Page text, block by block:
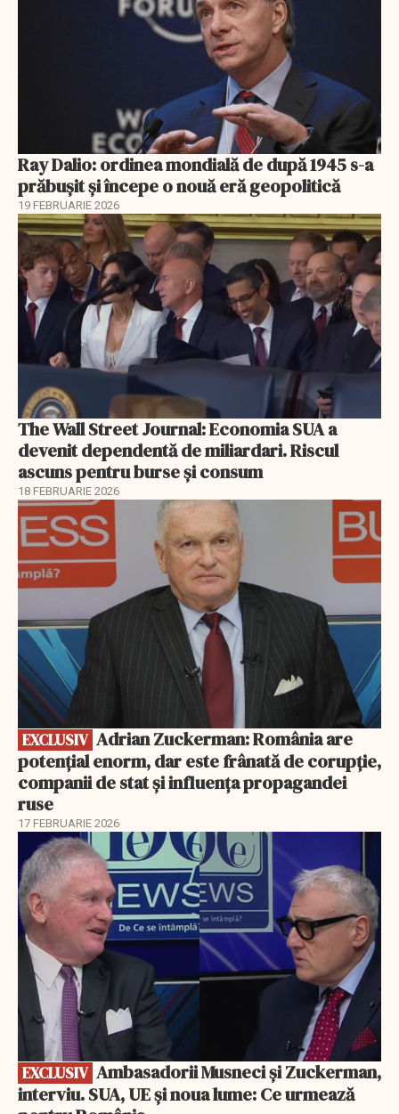
Ray Dalio: ordinea mondială de după 1945 s-a
prăbușit și începe o nouă eră geopolitică
19 FEBRUARIE 2026
The Wall Street Journal: Economia SUA a
devenit dependentă de miliardari. Riscul
ascuns pentru burse și consum
18 FEBRUARIE 2026
EXCLUSIV
EXCLUSIV
potențial enorm, dar este frânată de corupție,
companii de stat și influența propagandei
ruse
17 FEBRUARIE 2026
EXCLUSIV
EXCLUSIV
interviu. SUA, UE și noua lume: Ce urmează